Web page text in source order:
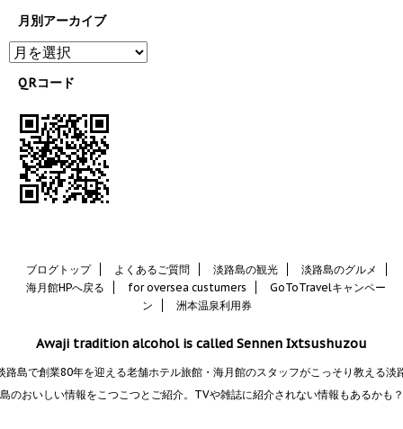
月別アーカイブ
QRコード
ブログトップ よくあるご質問 淡路島の観光
淡路島のグルメ
海月館HPへ戻る
for oversea custumers
GoToTravelキャンペー
ン
洲本温泉利用券
Awaji tradition alcohol is called Sennen Ixtsushuzou
路島で創業80年を迎える老舗ホテル旅館・海月館のスタッフがこっそり教える淡
島のおいしい情報をこつこつとご紹介。TVや雑誌に紹介されない情報もあるかも？